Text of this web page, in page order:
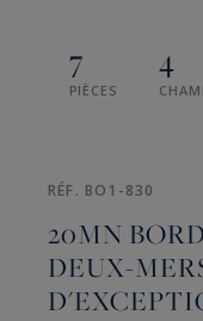
7
PIÈCES
4
RÉF. BO1-830
20MN
DEUX-